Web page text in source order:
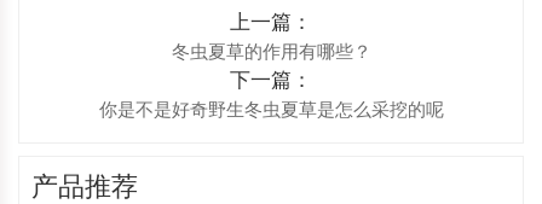
上一篇：
冬虫夏草的作用有哪些？
下一篇：
你是不是好奇野生冬虫夏草是怎么采挖的呢
产品推荐